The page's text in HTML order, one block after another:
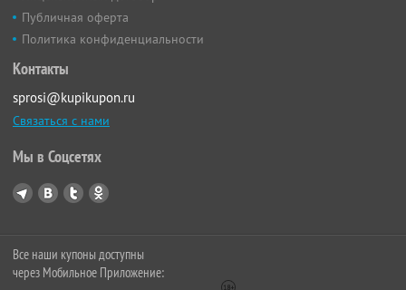
Публичная оферта
Политика конфиденциальности
Контакты
sprosi@kupikupon.ru
Связаться с нами
Мы в Соцсетях
Все наши купоны доступны
через Мобильное Приложение: